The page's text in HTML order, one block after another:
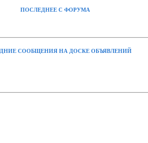
ПОСЛЕДНЕЕ С ФОРУМА
СООБЩЕНИЯ НА ДОСКЕ ОБЪЯВЛЕНИЙ